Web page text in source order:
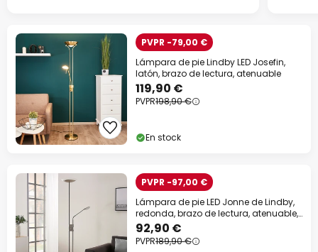
PVPR -79,00 €
Lámpara de pie Lindby LED Josefin,
latón, brazo de lectura, atenuable
119,90 €
PVPR198,90 €
En stock
PVPR -97,00 €
Lámpara de pie LED Jonne de Lindby,
redonda, brazo de lectura, atenuable,
180 cm
92,90 €
PVPR189,90 €